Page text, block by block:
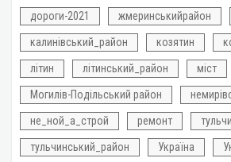
дороги-2021 жмеринськийрайон
калинівський_район козятин
літин літинський_район міст
Могилів-Подільський район
не_ной_а_строй ремонт
тульчинський_район Україна